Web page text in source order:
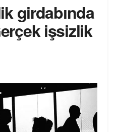
girdabında
işsizlik